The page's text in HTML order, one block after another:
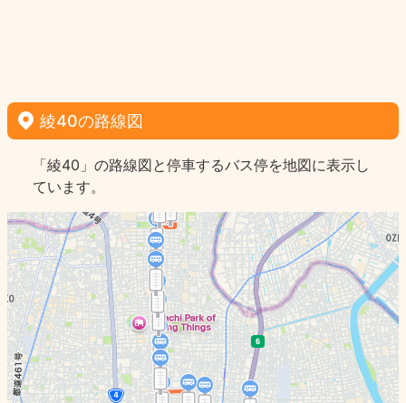
綾40の路線図
「綾40」の路線図と停車するバス停を地図に表示し
ています。